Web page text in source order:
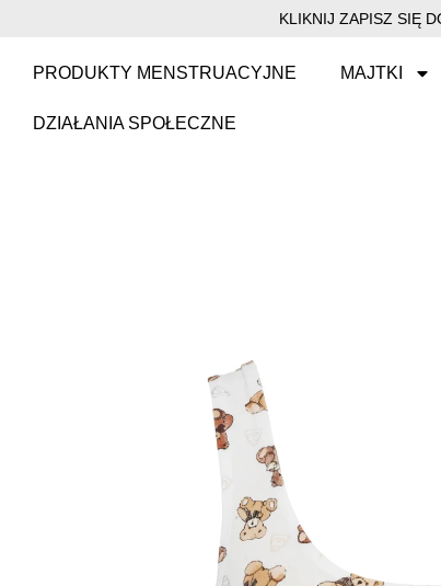
KLIKNIJ ZAPISZ SIĘ
PRODUKTY MENSTRUACYJNE MAJTKI
DZIAŁANIA SPOŁECZNE